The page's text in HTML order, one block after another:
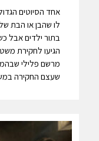
אחד הסיוטים
לו שהבן או הבת
בתור ילדים אבל
הגיעו לחקירת
מרשם פלילי
שעצם החקירה